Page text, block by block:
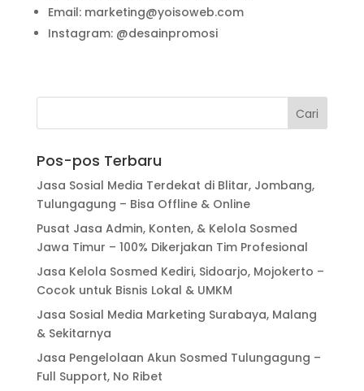
Email: marketing@yoisoweb.com
Instagram: @desainpromosi
Pos-pos Terbaru
Jasa Sosial Media Terdekat di Blitar, Jombang,
Tulungagung – Bisa Offline & Online
Pusat Jasa Admin, Konten, & Kelola Sosmed
Jawa Timur – 100% Dikerjakan Tim Profesional
Jasa Kelola Sosmed Kediri, Sidoarjo, Mojokerto –
Cocok untuk Bisnis Lokal & UMKM
Jasa Sosial Media Marketing Surabaya, Malang
& Sekitarnya
Jasa Pengelolaan Akun Sosmed Tulungagung –
Full Support, No Ribet